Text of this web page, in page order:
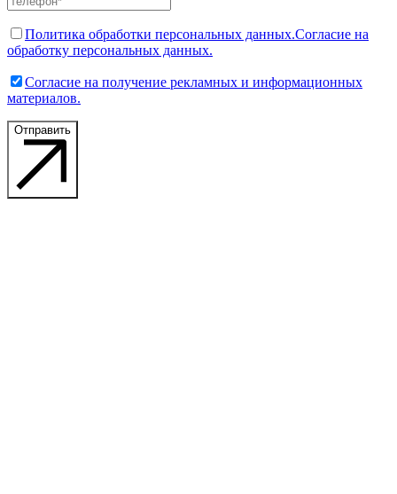
Политика обработки персональных данных.Согласие на
обработку персональных данных.
Согласие на получение рекламных и информационных
материалов.
Отправить